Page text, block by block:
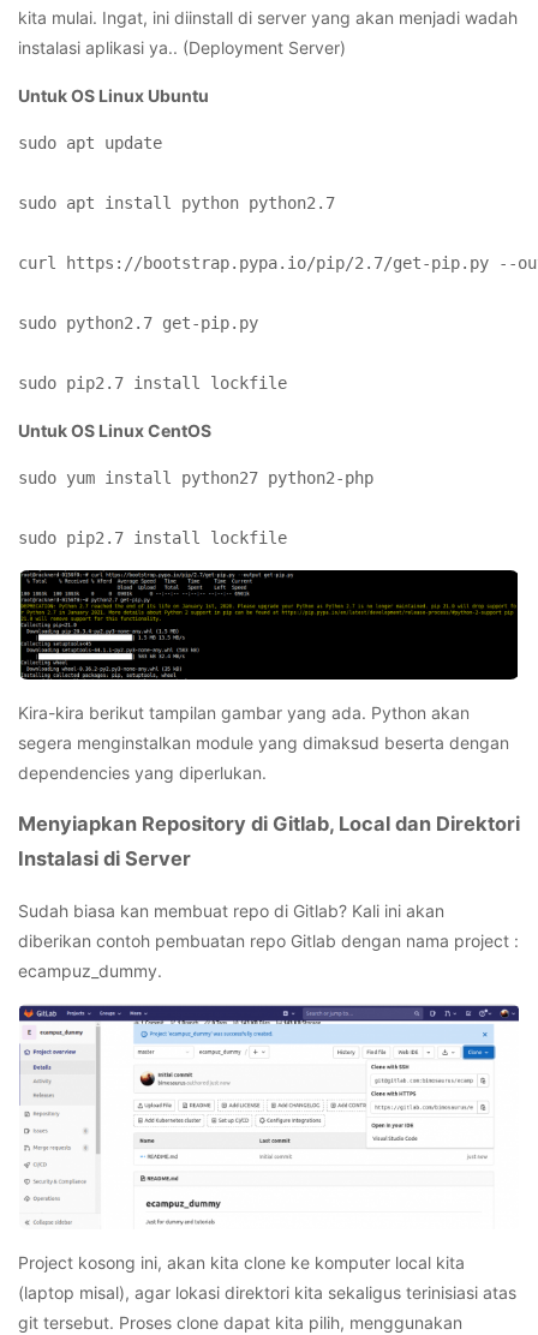
kita mulai. Ingat, ini diinstall di server yang akan menjadi wadah
instalasi aplikasi ya.. (Deployment Server)
Untuk OS Linux Ubuntu
sudo apt update
sudo apt install python python2.7
curl https://bootstrap.pypa.io/pip/2.7/get-pip.py --
sudo python2.7 get-pip.py
sudo pip2.7 install lockfile
Untuk OS Linux CentOS
sudo yum install python27 python2-php
sudo pip2.7 install lockfile
Kira-kira berikut tampilan gambar yang ada. Python akan
segera menginstalkan module yang dimaksud beserta dengan
dependencies yang diperlukan.
Menyiapkan Repository di Gitlab, Local dan Direktori
Instalasi di Server
Sudah biasa kan membuat repo di Gitlab? Kali ini akan
diberikan contoh pembuatan repo Gitlab dengan nama project :
ecampuz_dummy.
Project kosong ini, akan kita clone ke komputer local kita
(laptop misal), agar lokasi direktori kita sekaligus terinisiasi atas
git tersebut. Proses clone dapat kita pilih, menggunakan